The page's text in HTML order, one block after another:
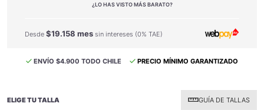
¿LO HAS VISTO MÁS BARATO?
Desde $19.158 mes sin intereses (0% TAE)
ENVÍO $4.900 TODO CHILE PRECIO MÍNIMO GARANTIZADO
ELIGE TU TALLA GUÍA DE TALLAS